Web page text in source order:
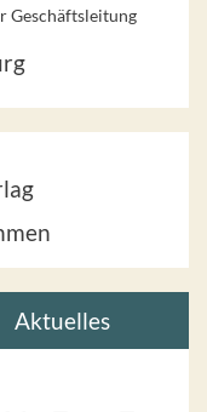
Geschäftsleitung
Aktuelles